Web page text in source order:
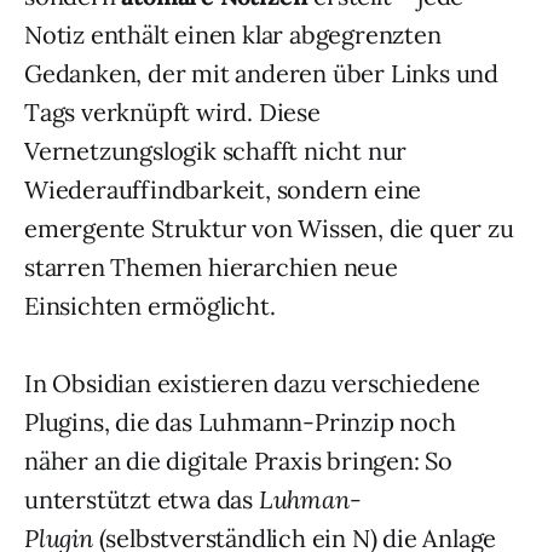
Notiz enthält einen klar abgegrenzten
Gedanken, der mit anderen über Links und
Tags verknüpft wird. Diese
Vernetzungslogik schafft nicht nur
Wiederauffindbarkeit, sondern eine
emergente Struktur von Wissen, die quer zu
starren Themen hierarchien neue
Einsichten ermöglicht.
In Obsidian existieren dazu verschiedene
Plugins, die das Luhmann-Prinzip noch
näher an die digitale Praxis bringen: So
unterstützt etwa das Luhman-
Plugin(selbstverständlich ein N) die Anlage